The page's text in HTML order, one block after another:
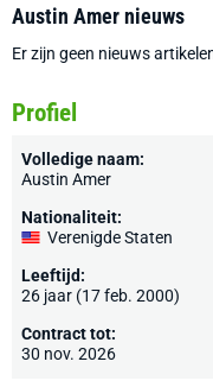
Austin Amer nieuws
Er zijn geen nieuws
Profiel
Volledige naam:
Austin Amer
Nationaliteit:
Verenigde Staten
Leeftijd:
26 jaar (17 feb. 2000)
Contract tot:
30 nov. 2026